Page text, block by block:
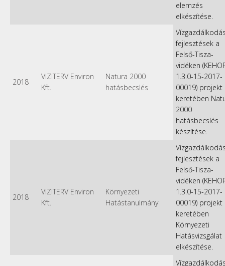
elemzés
elkészítése.
2018
VIZITERV Environ
Kft.
Natura 2000
hatásbecslés
fejlesztések a
Felső-Tisza-
vidéken
1.3.0-15-2017-
00019) projekt
keretében
2000
hatásbecslés
készítése.
2018
VIZITERV Environ
Kft.
Környezeti
Hatástanulmány
fejlesztések a
Felső-Tisza-
vidéken
1.3.0-15-2017-
00019) projekt
keretében
Környezeti
Hatásvizsgálat
elkészítése.